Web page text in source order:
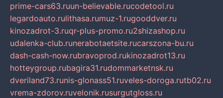
prime-cars63.ruun-believable.rucodetool.ru
legardoauto.rulithasa.rumuz-1.rugooddver.ru
kinozadrot-3.ruqr-plus-promo.ru2shizashop.ru
udalenka-club.runerabotaetsite.rucarszona-bu.ru
dash-cash-now.rubravoprod.rukinozadrot13.ru
hotteygroup.rubagira31.rudommarketnsk.ru
dveriland73.runis-glonass51.ruveles-doroga.rutb02.ru
vrema-zdorov.ruvelonik.rusurgutgloss.ru